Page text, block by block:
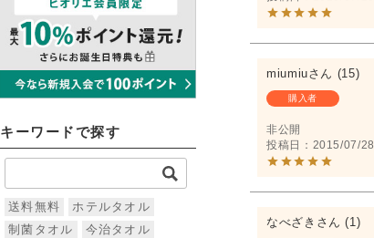
キーワードで探す
送料無料
ホテルタオル
制菌タオル
今治タオル
miumiu 15
購入者
非公開
投稿日
2015/07/28
なべざき 1